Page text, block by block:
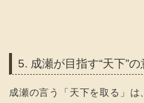
5. 成瀬が目指す“天下”
成瀬の言う「天下を取る」は